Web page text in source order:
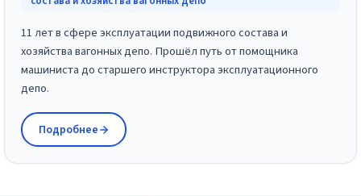
11 лет в сфере эксплуатации подвижного состава и
хозяйства вагонных депо. Прошёл путь от помощника
машиниста до старшего инструктора эксплуатационного
депо.
Подробнее